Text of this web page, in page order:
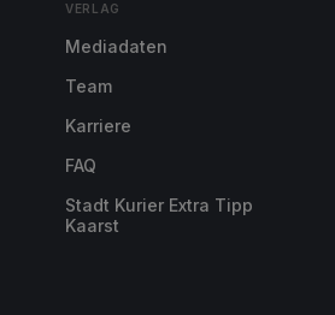
VERLAG
Mediadaten
Team
Karriere
FAQ
Stadt Kurier Extra Tipp
Kaarst